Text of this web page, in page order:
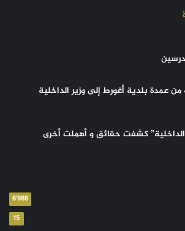
عمدة بلدية أغورط إلى وزير الداخلية
الداخلية” كشفت حقائق و أهملت أخرى
6٬986
15